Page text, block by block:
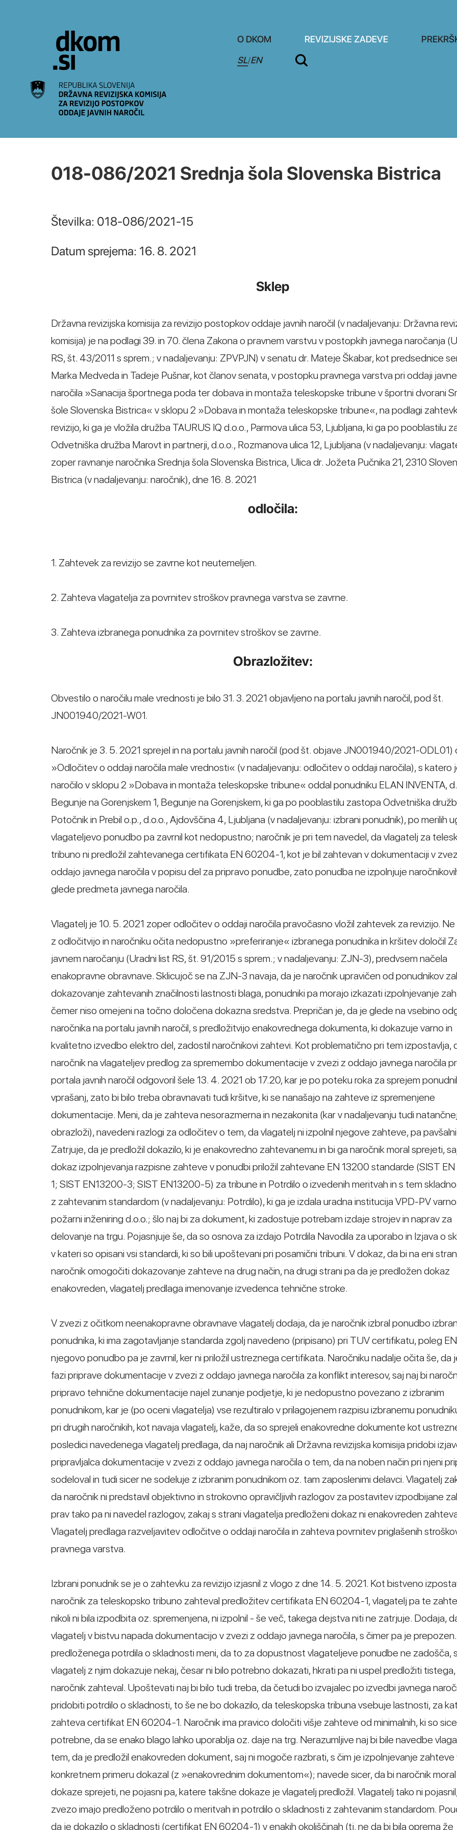
O DKOM REVIZIJSKE ZADEVE
SL/EN
018-086/2021 Srednja šola Slovenska Bistrica
Številka: 018-086/2021-15
Datum sprejema: 16. 8. 2021
Sklep
Državna revizijska komisija za revizijo postopkov oddaje javnih naročil (v nadaljevanju: Državna
komisija) je na podlagi 39. in 70. člena Zakona o pravnem varstvu v postopkih javnega naročanja
RS, št. 43/2011 s sprem.; v nadaljevanju: ZPVPJN) v senatu dr. Mateje Škabar, kot predsednice
Marka Medveda in Tadeje Pušnar, kot članov senata, v postopku pravnega varstva pri oddaji
naročila »Sanacija športnega poda ter dobava in montaža teleskopske tribune v športni dvorani
šole Slovenska Bistrica« v sklopu 2 »Dobava in montaža teleskopske tribune«, na podlagi
revizijo, ki ga je vložila družba TAURUS IQ d.o.o., Parmova ulica 53, Ljubljana, ki ga po pooblastilu
Odvetniška družba Marovt in partnerji, d.o.o., Rozmanova ulica 12, Ljubljana (v nadaljevanju:
zoper ravnanje naročnika Srednja šola Slovenska Bistrica, Ulica dr. Jožeta Pučnika 21, 2310
Bistrica (v nadaljevanju: naročnik), dne 16. 8. 2021
odločila:
1. Zahtevek za revizijo se zavrne kot neutemeljen.
2. Zahteva vlagatelja za povrnitev stroškov pravnega varstva se zavrne.
3. Zahteva izbranega ponudnika za povrnitev stroškov se zavrne.
Obrazložitev:
Obvestilo o naročilu male vrednosti je bilo 31. 3. 2021 objavljeno na portalu javnih naročil, pod št.
JN001940/2021-W01.
Naročnik je 3. 5. 2021 sprejel in na portalu javnih naročil (pod št. objave JN001940/2021-ODL01)
»Odločitev o oddaji naročila male vrednosti« (v nadaljevanju: odločitev o oddaji naročila), s katero
naročilo v sklopu 2 »Dobava in montaža teleskopske tribune« oddal ponudniku ELAN INVENTA,
Begunje na Gorenjskem 1, Begunje na Gorenjskem, ki ga po pooblastilu zastopa Odvetniška
Potočnik in Prebil o.p., d.o.o., Ajdovščina 4, Ljubljana (v nadaljevanju: izbrani ponudnik), po merilih
vlagateljevo ponudbo pa zavrnil kot nedopustno; naročnik je pri tem navedel, da vlagatelj za
tribuno ni predložil zahtevanega certifikata EN 60204-1, kot je bil zahtevan v dokumentaciji v
oddajo javnega naročila v popisu del za pripravo ponudbe, zato ponudba ne izpolnjuje
glede predmeta javnega naročila.
Vlagatelj je 10. 5. 2021 zoper odločitev o oddaji naročila pravočasno vložil zahtevek za revizijo.
z odločitvijo in naročniku očita nedopustno »preferiranje« izbranega ponudnika in kršitev določil
javnem naročanju (Uradni list RS, št. 91/2015 s sprem.; v nadaljevanju: ZJN-3), predvsem načela
enakopravne obravnave. Sklicujoč se na ZJN-3 navaja, da je naročnik upravičen od ponudnikov
dokazovanje zahtevanih značilnosti lastnosti blaga, ponudniki pa morajo izkazati izpolnjevanje
čemer niso omejeni na točno določena dokazna sredstva. Prepričan je, da je glede na vsebino
naročnika na portalu javnih naročil, s predložitvijo enakovrednega dokumenta, ki dokazuje varno in
kvalitetno izvedbo elektro del, zadostil naročnikovi zahtevi. Kot problematično pri tem izpostavlja,
naročnik na vlagateljev predlog za spremembo dokumentacije v zvezi z oddajo javnega naročila
portala javnih naročil odgovoril šele 13. 4. 2021 ob 17.20, kar je po poteku roka za sprejem
vprašanj, zato bi bilo treba obravnavati tudi kršitve, ki se nanašajo na zahteve iz spremenjene
dokumentacije. Meni, da je zahteva nesorazmerna in nezakonita (kar v nadaljevanju tudi
obrazloži), navedeni razlogi za odločitev o tem, da vlagatelj ni izpolnil njegove zahteve, pa
Zatrjuje, da je predložil dokazilo, ki je enakovredno zahtevanemu in bi ga naročnik moral sprejeti,
dokaz izpolnjevanja razpisne zahteve v ponudbi priložil zahtevane EN 13200 standarde (SIST
1; SIST EN13200-3; SIST EN13200-5) za tribune in Potrdilo o izvedenih meritvah in s tem
z zahtevanim standardom (v nadaljevanju: Potrdilo), ki ga je izdala uradna institucija VPD-PV
požarni inženiring d.o.o.; šlo naj bi za dokument, ki zadostuje potrebam izdaje strojev in naprav za
delovanje na trgu. Pojasnjuje še, da so osnova za izdajo Potrdila Navodila za uporabo in Izjava o
v kateri so opisani vsi standardi, ki so bili upoštevani pri posamični tribuni. V dokaz, da bi na eni
naročnik omogočiti dokazovanje zahteve na drug način, na drugi strani pa da je predložen dokaz
enakovreden, vlagatelj predlaga imenovanje izvedenca tehnične stroke.
V zvezi z očitkom neenakopravne obravnave vlagatelj dodaja, da je naročnik izbral ponudbo
ponudnika, ki ima zagotavljanje standarda zgolj navedeno (pripisano) pri TUV certifikatu, poleg
njegovo ponudbo pa je zavrnil, ker ni priložil ustreznega certifikata. Naročniku nadalje očita še, da
fazi priprave dokumentacije v zvezi z oddajo javnega naročila za konflikt interesov, saj naj bi
pripravo tehnične dokumentacije najel zunanje podjetje, ki je nedopustno povezano z izbranim
ponudnikom, kar je (po oceni vlagatelja) vse rezultiralo v prilagojenem razpisu izbranemu
pri drugih naročnikih, kot navaja vlagatelj, kaže, da so sprejeli enakovredne dokumente kot
posledici navedenega vlagatelj predlaga, da naj naročnik ali Državna revizijska komisija pridobi
pripravljalca dokumentacije v zvezi z oddajo javnega naročila o tem, da na noben način pri njeni
sodeloval in tudi sicer ne sodeluje z izbranim ponudnikom oz. tam zaposlenimi delavci. Vlagatelj
da naročnik ni predstavil objektivno in strokovno opravičljivih razlogov za postavitev izpodbijane
prav tako pa ni navedel razlogov, zakaj s strani vlagatelja predloženi dokaz ni enakovreden
Vlagatelj predlaga razveljavitev odločitve o oddaji naročila in zahteva povrnitev priglašenih
pravnega varstva.
Izbrani ponudnik se je o zahtevku za revizijo izjasnil z vlogo z dne 14. 5. 2021. Kot bistveno
naročnik za teleskopsko tribuno zahteval predložitev certifikata EN 60204-1, vlagatelj pa te
nikoli ni bila izpodbita oz. spremenjena, ni izpolnil - še več, takega dejstva niti ne zatrjuje. Dodaja,
vlagatelj v bistvu napada dokumentacijo v zvezi z oddajo javnega naročila, s čimer pa je
predloženega potrdila o skladnosti meni, da to za dopustnost vlagateljeve ponudbe ne zadošča,
vlagatelj z njim dokazuje nekaj, česar ni bilo potrebno dokazati, hkrati pa ni uspel predložiti
naročnik zahteval. Upoštevati naj bi bilo tudi treba, da četudi bo izvajalec po izvedbi javnega
pridobiti potrdilo o skladnosti, to še ne bo dokazilo, da teleskopska tribuna vsebuje lastnosti, za
zahteva certifikat EN 60204-1. Naročnik ima pravico določiti višje zahteve od minimalnih, ki so
potrebne, da se enako blago lahko uporablja oz. daje na trg. Nerazumljive naj bi bile navedbe
tem, da je predložil enakovreden dokument, saj ni mogoče razbrati, s čim je izpolnjevanje zahteve
konkretnem primeru dokazal (z »enakovrednim dokumentom«); navede sicer, da bi naročnik
dokaze sprejeti, ne pojasni pa, katere takšne dokaze je vlagatelj predložil. Vlagatelj tako ni
zvezo imajo predloženo potrdilo o meritvah in potrdilo o skladnosti z zahtevanim standardom.
da je dokazilo o skladnosti (certifikat EN 60204-1) v enakih okoliščinah (tj. ne da bi bila oprema že